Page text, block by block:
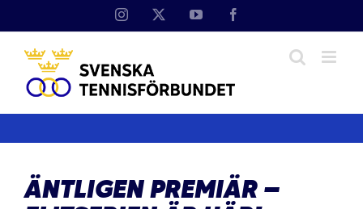
Instagram YouTube
ÄNTLIGEN PREMIÄR –